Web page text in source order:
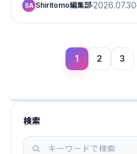
SA Shiritomo編集部 2026.07.30
1 2 3
検索